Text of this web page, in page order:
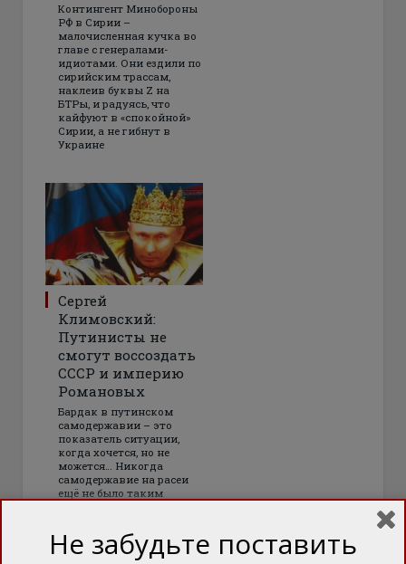
Контингент Минобороны
РФ в Сирии –
малочисленная кучка во
главе с генералами-
идиотами. Они ездили по
сирийским трассам,
наклеив буквы Z на
БТРы, и радуясь, что
кайфуют в «спокойной»
Сирии, а не гибнут в
Украине
Сергей
Климовский:
Путинисты не
смогут воссоздать
СССР и империю
Романовых
Бардак в путинском
самодержавии – это
показатель ситуации,
когда хочется, но не
можется… Никогда
самодержавие на расеи
ещё не было таким
Не забудьте поставить